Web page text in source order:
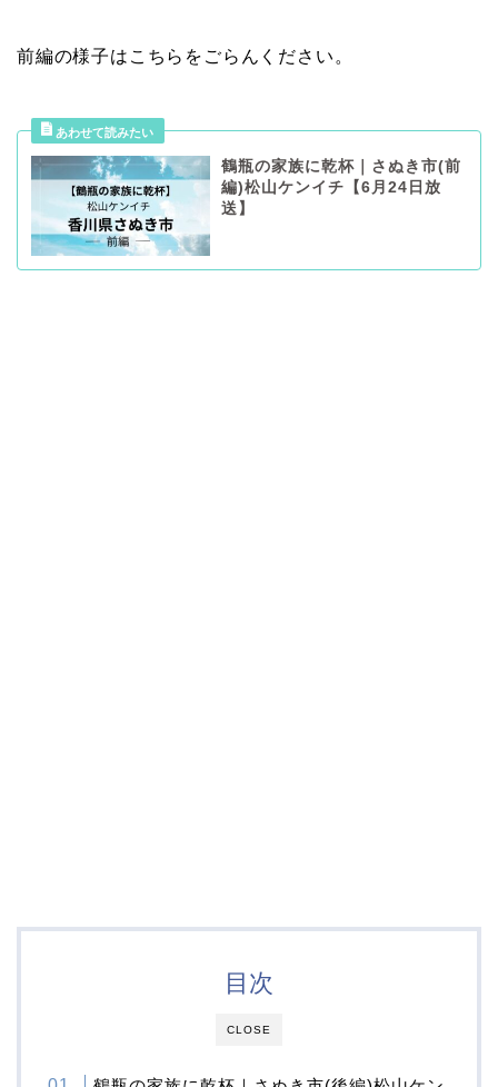
前編の様子はこちらをごらんください。
鶴瓶の家族に乾杯｜さぬき市(前
編)松山ケンイチ【6月24日放
送】
CLOSE
目次